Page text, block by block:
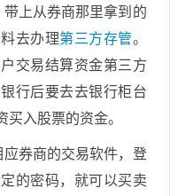
上从券商那里拿到的
去办理第三方存管。
交易结算资金第三方
行后要去去银行柜台
入股票的资金。
券商的交易软件，登
的密码，就可以买卖